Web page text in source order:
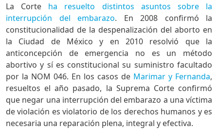
La Corte ha resuelto distintos asuntos sobre la
interrupción del embarazo. En 2008 confirmó la
constitucionalidad de la despenalización del aborto en
la Ciudad de México y en 2010 resolvió que la
anticoncepción de emergencia no es un método
abortivo y sí es constitucional su suministro facultado
por la NOM 046. En los casos de Marimar y Fernanda,
resueltos el año pasado, la Suprema Corte confirmó
que negar una interrupción del embarazo a una víctima
de violación es violatorio de los derechos humanos y es
necesaria una reparación plena, integral y efectiva.